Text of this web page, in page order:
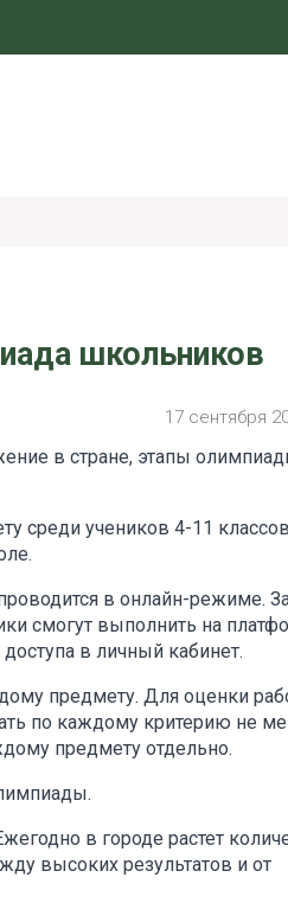
школьников
17 сентября
в стране, этапы
среди учеников 4-11
в онлайн-режиме.
смогут выполнить на
в личный кабинет.
предмету. Для оценки
по каждому критерию не
предмету отдельно.
в городе растет
высоких результатов и от